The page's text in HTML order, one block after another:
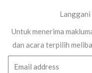
Untuk menerima
dan acara terpilih